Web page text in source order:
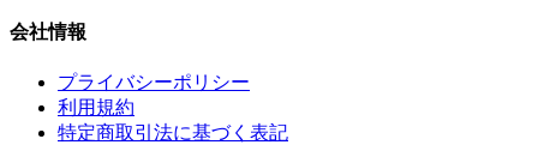
会社情報
プライバシーポリシー
利用規約
特定商取引法に基づく表記